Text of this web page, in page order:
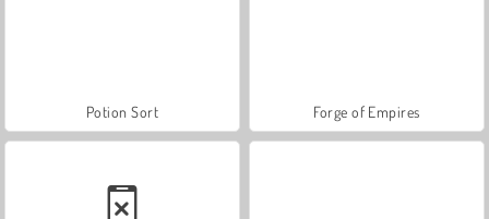
Potion Sort Forge of Empires